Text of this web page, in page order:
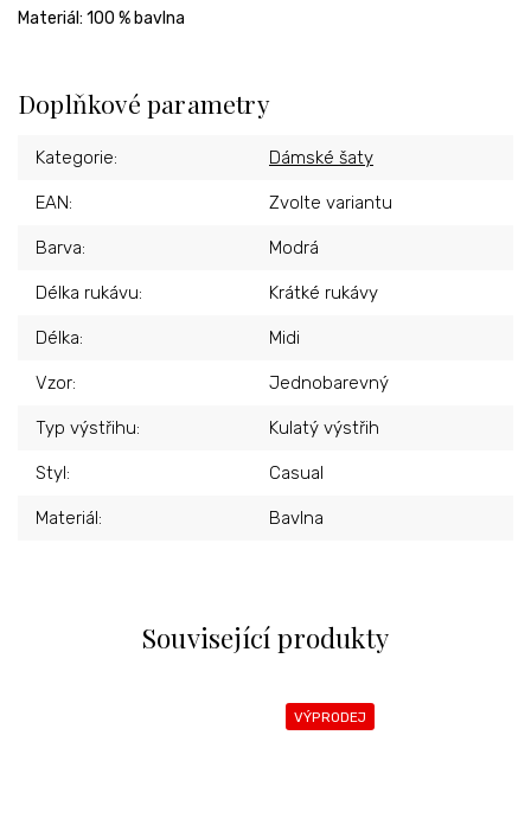
Související produkty
VÝPRODEJ
Materiál: 100 % bavlna
Doplňkové parametry
Kategorie: Dámské šaty
EAN: Zvolte variantu
Barva: Modrá
Délka rukávu: Krátké rukávy
Délka: Midi
Vzor: Jednobarevný
Typ výstřihu: Kulatý výstřih
Styl: Casual
Materiál: Bavlna